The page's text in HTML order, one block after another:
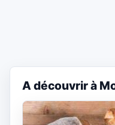
A découvrir à